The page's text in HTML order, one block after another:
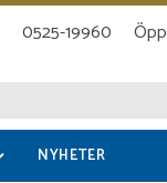
0525-19960
NYHETER